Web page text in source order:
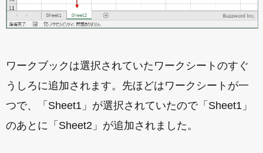
ワークブックは選択されていたワークシートのすぐ
うしろに追加されます。先ほどはワークシートが一
つで、「Sheet1」が選択されていたので「Sheet1」
のあとに「Sheet2」が追加されました。